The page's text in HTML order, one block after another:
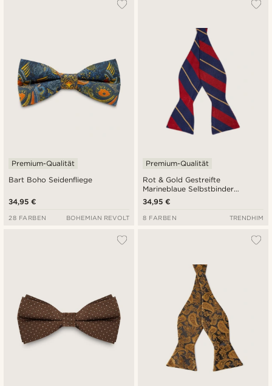
Bart Boho Seidenfliege
Premium-Qualität
34,95 €
28 FARBEN BOHEMIAN REVOLT
Rot & Gold Gestreifte
Marineblaue Selbstbinder
Seidenfliege
Premium-Qualität
34,95 €
8 FARBEN TRENDHIM